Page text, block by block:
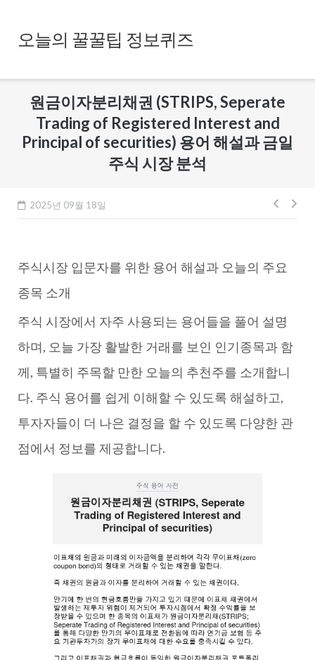
content오늘의 꿀꿀팁 정보퀴즈
원금이자분리채권 (STRIPS, Seperate
Trading of Registered Interest and
Principal of securities) 용어 해설과 금일
주식 시장 분석
2025년 09월 18일
글
게
주식시장 입문자를 위한 용어 해설과 오늘의 주요
종목 소개
주식 시장에서 자주 사용되는 용어들을 풀어 설명
하며, 오늘 가장 활발한 거래를 보인 인기종목과 함
께, 특별히 주목할 만한 오늘의 추천주를 소개합니
다. 주식 용어를 쉽게 이해할 수 있도록 해설하고,
투자자들이 더 나은 결정을 할 수 있도록 다양한 관
점에서 정보를 제공합니다.